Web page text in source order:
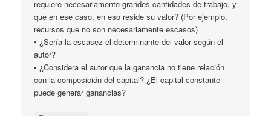
requiere necesariamente grandes cantidades de trabajo, y
que en ese caso, en eso reside su valor? (Por ejemplo,
recursos que no son necesariamente escasos)
• ¿Sería la escasez el determinante del valor según el
autor?
• ¿Considera el autor que la ganancia no tiene relación
con la composición del capital? ¿El capital constante
puede generar ganancias?